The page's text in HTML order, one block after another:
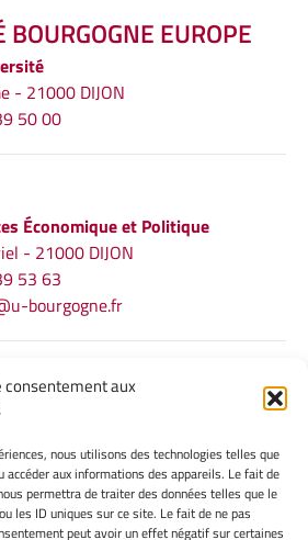
consentement aux
nous utilisons des technologies telles que
aux informations des appareils. Le fait de
permettra de traiter des données telles que le
les ID uniques sur ce site. Le fait de ne pas
peut avoir un effet négatif sur certaines
BOURGOGNE EUROPE
- 21000 DIJON
50 00
Économique et Politique
- 21000 DIJON
53 63
bourgogne.fr
LÉGALES